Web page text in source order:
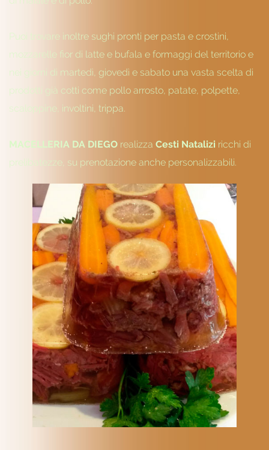
Puoi trovare inoltre sughi pronti per pasta e crostini,
mozzarelle fior di latte e bufala e formaggi del territorio e
nei giorni di martedì, giovedì e sabato una vasta scelta di
prodotti già cotti come pollo arrosto, patate, polpette,
scaloppine, involtini, trippa.
MACELLERIA DA DIEGO realizza Cesti Natalizi ricchi di
prelibatezze, su prenotazione anche personalizzabili.